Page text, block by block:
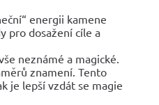
energii kamene
pro dosažení cíle a
neznámé a magické.
znamení. Tento
je lepší vzdát se magie